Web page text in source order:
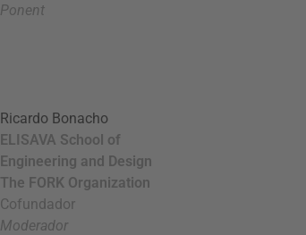
Ponent
Ricardo Bonacho
ELISAVA School of
Engineering and Design
The FORK Organization
Cofundador
Moderador